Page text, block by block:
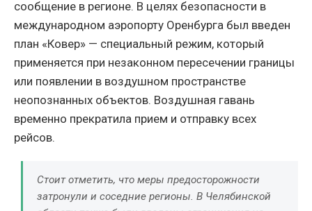
сообщение в регионе. В целях безопасности в
международном аэропорту Оренбурга был введен
план «Ковер» — специальный режим, который
применяется при незаконном пересечении границы
или появлении в воздушном пространстве
неопознанных объектов. Воздушная гавань
временно прекратила прием и отправку всех
рейсов.
Стоит отметить, что меры предосторожности
затронули и соседние регионы. В Челябинской